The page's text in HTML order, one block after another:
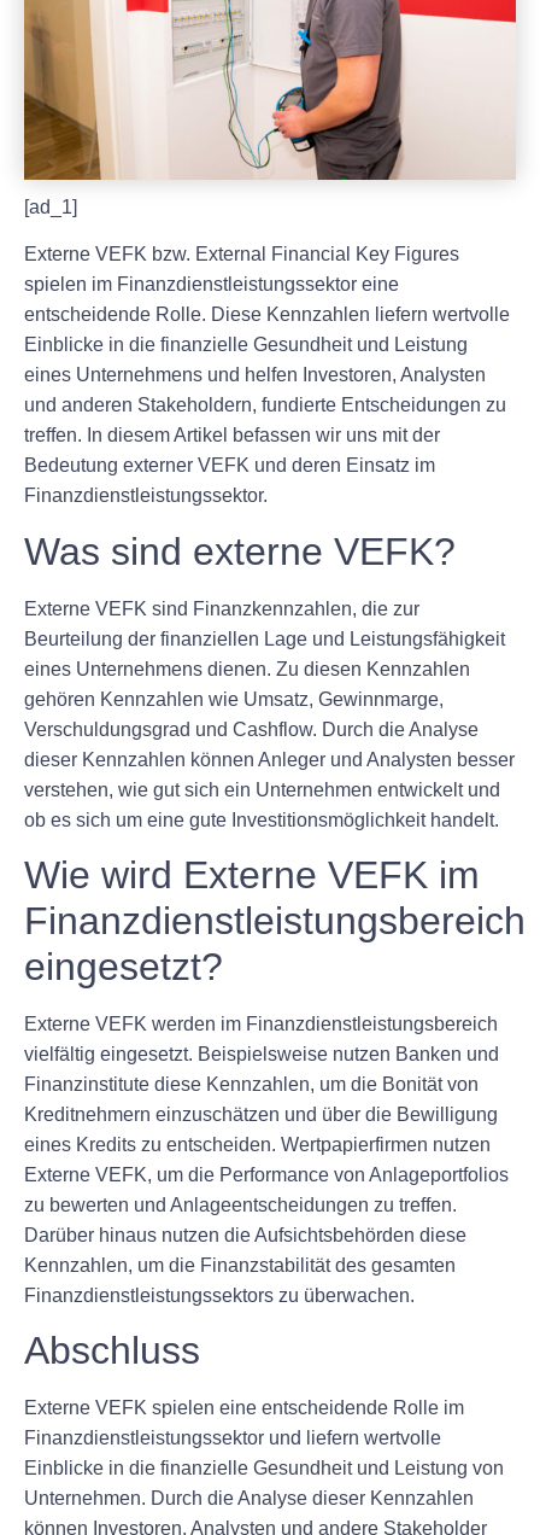
[ad_1]
Externe VEFK bzw. External Financial Key Figures
spielen im Finanzdienstleistungssektor eine
entscheidende Rolle. Diese Kennzahlen liefern wertvolle
Einblicke in die finanzielle Gesundheit und Leistung
eines Unternehmens und helfen Investoren, Analysten
und anderen Stakeholdern, fundierte Entscheidungen zu
treffen. In diesem Artikel befassen wir uns mit der
Bedeutung externer VEFK und deren Einsatz im
Finanzdienstleistungssektor.
Was sind externe VEFK?
Externe VEFK sind Finanzkennzahlen, die zur
Beurteilung der finanziellen Lage und Leistungsfähigkeit
eines Unternehmens dienen. Zu diesen Kennzahlen
gehören Kennzahlen wie Umsatz, Gewinnmarge,
Verschuldungsgrad und Cashflow. Durch die Analyse
dieser Kennzahlen können Anleger und Analysten besser
verstehen, wie gut sich ein Unternehmen entwickelt und
ob es sich um eine gute Investitionsmöglichkeit handelt.
Wie wird Externe VEFK im
Finanzdienstleistungsbereich
eingesetzt?
Externe VEFK werden im Finanzdienstleistungsbereich
vielfältig eingesetzt. Beispielsweise nutzen Banken und
Finanzinstitute diese Kennzahlen, um die Bonität von
Kreditnehmern einzuschätzen und über die Bewilligung
eines Kredits zu entscheiden. Wertpapierfirmen nutzen
Externe VEFK, um die Performance von Anlageportfolios
zu bewerten und Anlageentscheidungen zu treffen.
Darüber hinaus nutzen die Aufsichtsbehörden diese
Kennzahlen, um die Finanzstabilität des gesamten
Finanzdienstleistungssektors zu überwachen.
Abschluss
Externe VEFK spielen eine entscheidende Rolle im
Finanzdienstleistungssektor und liefern wertvolle
Einblicke in die finanzielle Gesundheit und Leistung von
Unternehmen. Durch die Analyse dieser Kennzahlen
können Investoren, Analysten und andere Stakeholder